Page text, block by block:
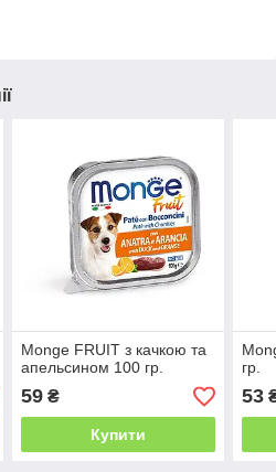
Monge FRUIT з качкою та
апельсином 100 гр.
59₴
Купити
гр.
53